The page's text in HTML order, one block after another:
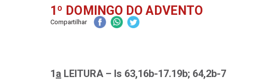
1º DOMINGO DO ADVENTO
Compartilhar
1a LEITURA – Is 63,16b-17.19b; 64,2b-7